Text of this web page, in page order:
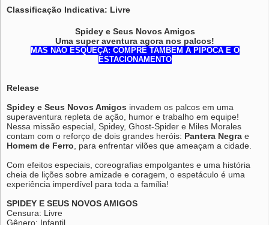
Classificação Indicativa: Livre
Spidey e Seus Novos Amigos
Uma super aventura agora nos palcos!
MAS NÃO ESQUEÇA: COMPRE TAMBÉM A PIPOCA E O
ESTACIONAMENTO
Release
Spidey e Seus Novos Amigos invadem os palcos em uma
superaventura repleta de ação, humor e trabalho em equipe!
Nessa missão especial, Spidey, Ghost-Spider e Miles Morales
contam com o reforço de dois grandes heróis: Pantera Negrae
Homem de Ferro , para enfrentar vilões que ameaçam a cidade.
Com efeitos especiais, coreografias empolgantes e uma história
cheia de lições sobre amizade e coragem, o espetáculo é uma
experiência imperdível para toda a família!
SPIDEY E SEUS NOVOS AMIGOS
Censura: Livre
Gênero: Infantil